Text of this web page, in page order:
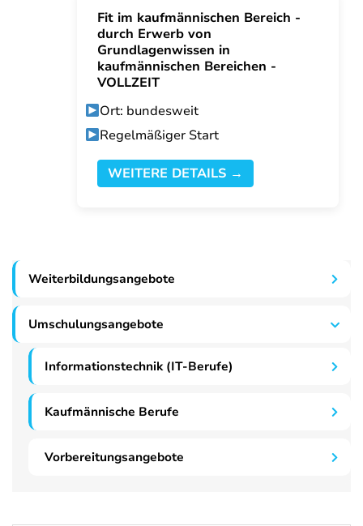
Fit im kaufmännischen Bereich -
durch Erwerb von
Grundlagenwissen in
kaufmännischen Bereichen -
VOLLZEIT
Ort: bundesweit
Regelmäßiger Start
WEITERE DETAILS →
Weiterbildungsangebote
Umschulungsangebote
Informationstechnik (IT-Berufe)
Kaufmännische Berufe
Vorbereitungsangebote